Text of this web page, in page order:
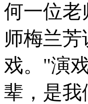
何一位老
师梅兰
戏。"演
辈，是我